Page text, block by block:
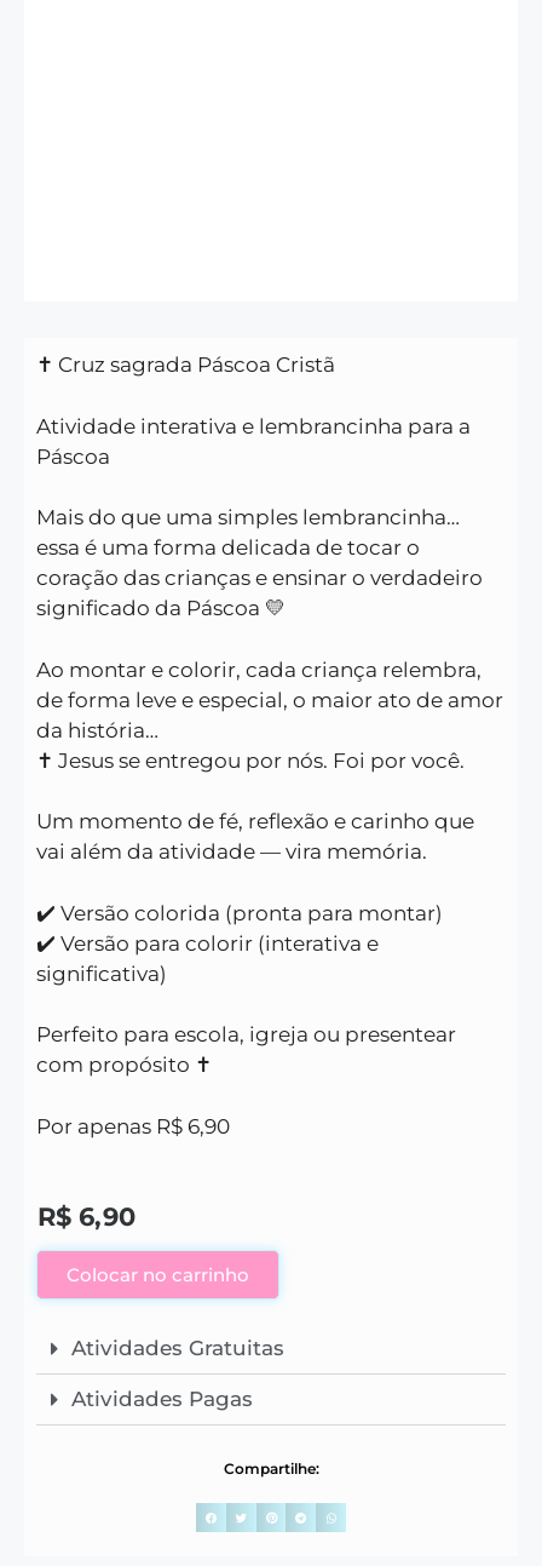
✝️ Cruz sagrada Páscoa Cristã
Atividade interativa e lembrancinha para a
Páscoa
Mais do que uma simples lembrancinha…
essa é uma forma delicada de tocar o
coração das crianças e ensinar o verdadeiro
significado da Páscoa 💛
Ao montar e colorir, cada criança relembra,
de forma leve e especial, o maior ato de amor
da história…
✝️ Jesus se entregou por nós. Foi por você.
Um momento de fé, reflexão e carinho que
vai além da atividade — vira memória.
✔️ Versão colorida (pronta para montar)
✔️ Versão para colorir (interativa e
significativa)
Perfeito para escola, igreja ou presentear
com propósito ✝️
Por apenas R$ 6,90
R$ 6,90
Colocar no carrinho
Atividades Gratuitas
Atividades Pagas
Compartilhe: